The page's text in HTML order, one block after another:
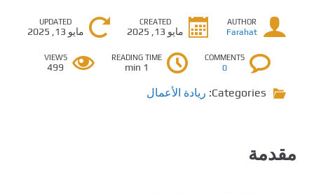
AUTHOR
Farahat
CREATED
مايو 13, 2025
UPDATED
مايو 13, 2025
COMMENTS
0
READING TIME
1 min
VIEWS
499
Categories: ريادة الأعمال
مقدمة